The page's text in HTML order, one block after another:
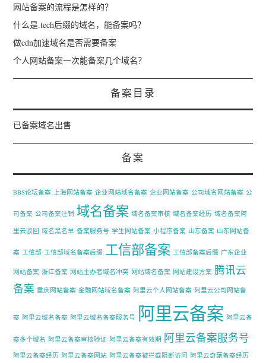
网站备案的流程是怎样的？
什么是.tech后缀的域名，能备案吗？
做cdn加速域名是否需要备案
个人网站备案一次能备案几个域名？
备案目录
已备案域名出售
备案
BBS论坛备案 上海网站备案 企业网站域名备案 企业网站备案 公司域名网站备案 公
司备案 公司备案注销 域名备案 域名备案审核 域名备案经历 域名备案阿
里云驳回 域名黑名单 备案服务号 学生网站备案 小程序备案 山东备案 山东网站备
案 工信部 工信部域名备案后缀 工信部备案 工信部备案后缀 广东企业
网站备案 浙江备案 网站主办者域名冲突 网站域名备案 网站建设方案 腾讯云
备案 重庆网站备案 金融网站域名备案 阿里云个人网站备案 阿里云公司网站备
案 阿里云域名备案 阿里云域名备案服务号 阿里云备案 阿里云备
案多个域名 阿里云备案审核验证 阿里云备案有效期 阿里云备案服务号
阿里云备案经历 阿里云备案网站 阿里云备案被拦截阻断访问 阿里云奇葩备案经历